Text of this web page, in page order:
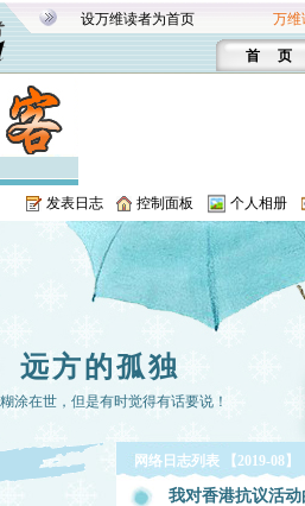
设万维读者为首页 万维
首 页
发表日志 控制面板 个人相册
远方的孤独
涂在世，但是有时觉得有话要说！
网络日志列表 【2019-08】
我对香港抗议活